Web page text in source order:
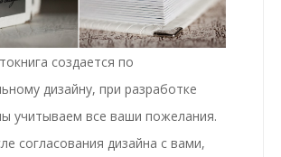
создается по
дизайну, при разработке
учитываем все ваши пожелания.
согласования дизайна с вами,